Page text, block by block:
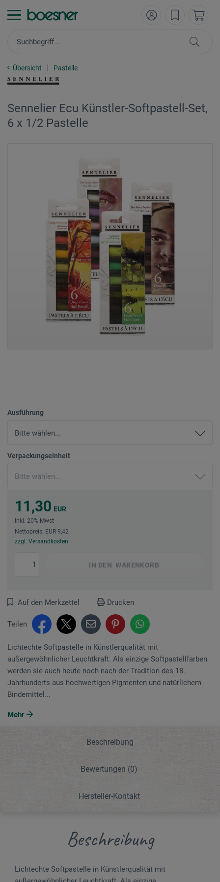
Übersicht Pastelle
Sennelier Ecu Künstler-Softpastell-Set,
6 x 1/2 Pastelle
Ausführung
Verpackungseinheit
11,30 EUR
inkl. 20% Mwst
Nettopreis: EUR 9,42
zzgl. Versandkosten
IN DEN WARENKORB
Auf den Merkzettel Drucken
Teilen
Lichtechte Softpastelle in Künstlerqualität mit
außergewöhnlicher Leuchtkraft. Als einzige Softpastellfarben
werden sie auch heute noch nach der Tradition des 18.
Jahrhunderts aus hochwertigen Pigmenten und natürlichem
Bindemittel...
Mehr
Beschreibung
Bewertungen (0)
Hersteller-Kontakt
Beschreibung
Lichtechte Softpastelle in Künstlerqualität mit